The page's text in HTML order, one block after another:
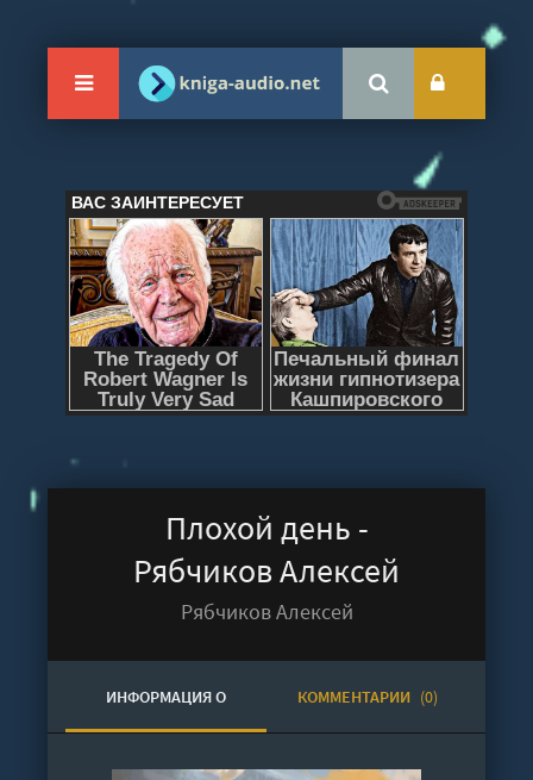
Плохой день -
Рябчиков Алексей
Рябчиков Алексей
ИНФОРМАЦИЯ О
АУДИОКНИГЕ
КОММЕНТАРИИ (0)